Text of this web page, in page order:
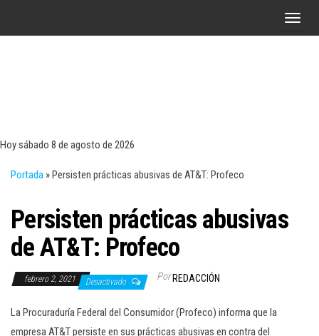
A
Hoy sábado 8 de agosto de 2026
Portada »Persisten prácticas abusivas de AT&T: Profeco
Persisten prácticas abusivas
de AT&T: Profeco
febrero 2, 2021 Desactivado Por REDACCIÓN
La Procuraduría Federal del Consumidor (Profeco) informa que la
empresa AT&T persiste en sus prácticas abusivas en contra del